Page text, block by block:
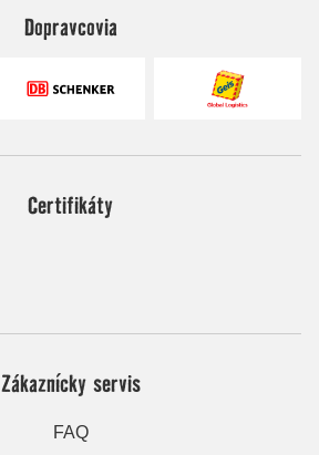
Dopravcovia
Certifikáty
Zákaznícky servis
FAQ